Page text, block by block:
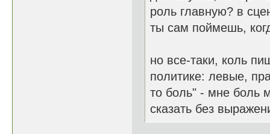
роль главную? в
ты сам поймешь,
но все-таки, коль
политике: левые,
то боль" - мне боль
сказать без